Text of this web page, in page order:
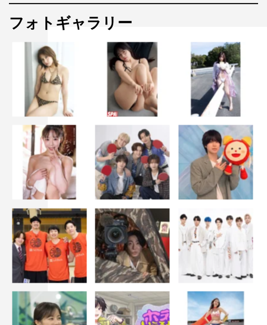
フォトギャラリー